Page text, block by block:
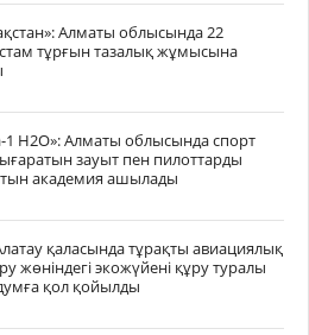
Алматы облысында 22
тұрғын тазалық жұмысына
H2O»: Алматы облысында спорт
зауыт пен пилоттарды
академия ашылады
қаласында тұрақты авиациялық
жөніндегі экожүйені құру туралы
қол қойылды